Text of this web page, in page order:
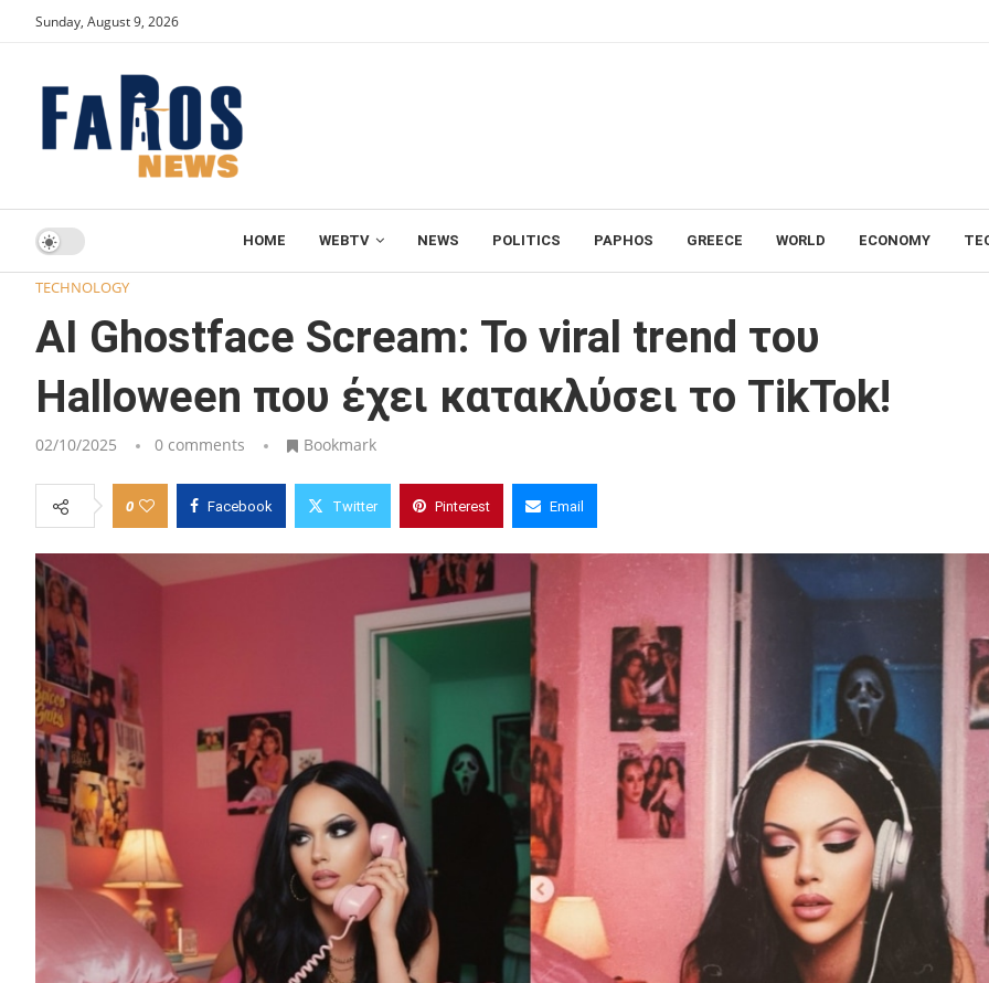
Sunday, August 9, 2026
HOME WEBTV NEWS POLITICS PAPHOS GREECE WORLD ECONOMY
Home AI Ghostface Scream: Το viral trend του Halloween που έχει κατακλύσει το TikTok!
TECHNOLOGY
AI Ghostface Scream: Το viral trend του
Halloween που έχει κατακλύσει το TikTok!
02/10/2025 0 comments Bookmark
0 Facebook Twitter Pinterest Email